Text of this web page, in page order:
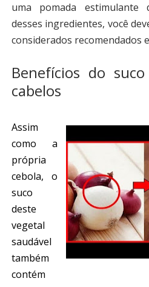
uma pomada estimulante
desses ingredientes, você
considerados recomendados
Benefícios do
cabelos
Assim
como a
própria
cebola, o
suco
deste
vegetal
saudável
também
contém